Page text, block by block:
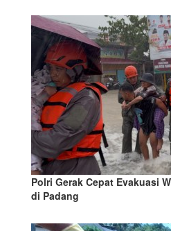
Polri Gerak Cepat Evakuasi
di Padang